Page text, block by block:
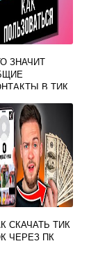
ЗНАЧИТ
В ТИК
СКАЧАТЬ ТИК
ЧЕРЕЗ ПК